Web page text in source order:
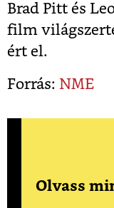
Brad Pitt és
film
ért el.
Forrás: NME
Olvass